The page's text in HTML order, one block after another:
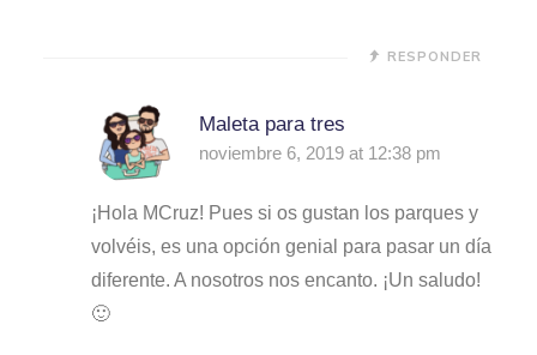
RESPONDER
Maleta para tres
noviembre 6, 2019 at 12:38 pm
¡Hola MCruz! Pues si os gustan los parques y
volvéis, es una opción genial para pasar un día
diferente. A nosotros nos encanto. ¡Un saludo!
🙂